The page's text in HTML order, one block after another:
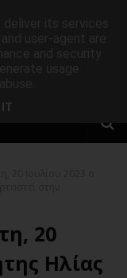
20
Ηλίας
IT